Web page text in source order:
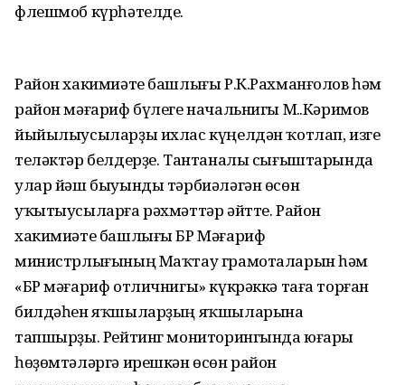
флешмоб күрһәтелде.
Район хакимиәте башлығы Р.К.Рахманғолов һәм
район мәғариф бүлеге начальнигы М.Ә.Кәримов
йыйылыусыларҙы ихлас күңелдән ҡотлап, изге
теләктәр белдерҙе. Тантаналы сығыштарында
улар йәш быуынды тәрбиәләгән өсөн
уҡытыусыларға рәхмәттәр әйтте. Район
хакимиәте башлығы БР Мәғариф
министрлығының Маҡтау грамоталарын һәм
«БР мәғариф отличнигы» күкрәккә таға торған
билдәһен яҡшыларҙың яҡшыларына
тапшырҙы. Рейтинг мониторингында юғары
һөҙөмтәләргә ирешкән өсөн район